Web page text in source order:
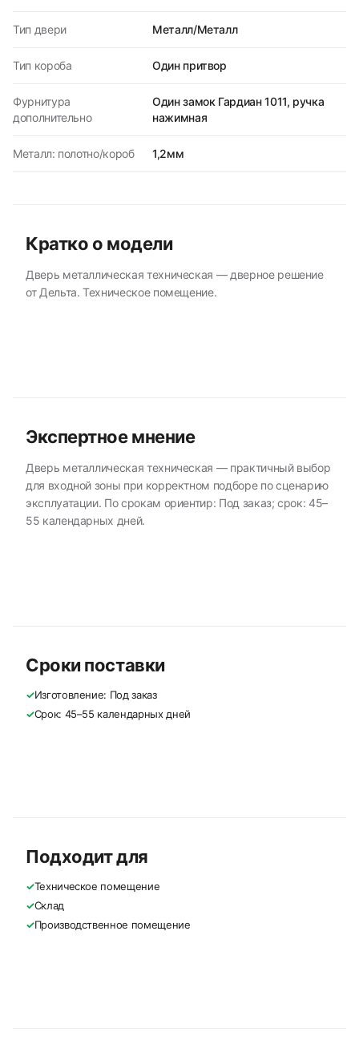
Тип двери Металл/Металл
Тип короба Один притвор
Фурнитура
дополнительно
Один замок Гардиан 1011, ручка
нажимная
Металл: полотно/короб 1,2мм
Кратко о модели
Дверь металлическая техническая — дверное решение
от Дельта. Техническое помещение.
Экспертное мнение
Дверь металлическая техническая — практичный выбор
для входной зоны при корректном подборе по сценарию
эксплуатации. По срокам ориентир: Под заказ; срок: 45–
55 календарных дней.
Сроки поставки
✓Изготовление: Под заказ
✓Срок: 45–55 календарных дней
Подходит для
✓Техническое помещение
✓Склад
✓Производственное помещение